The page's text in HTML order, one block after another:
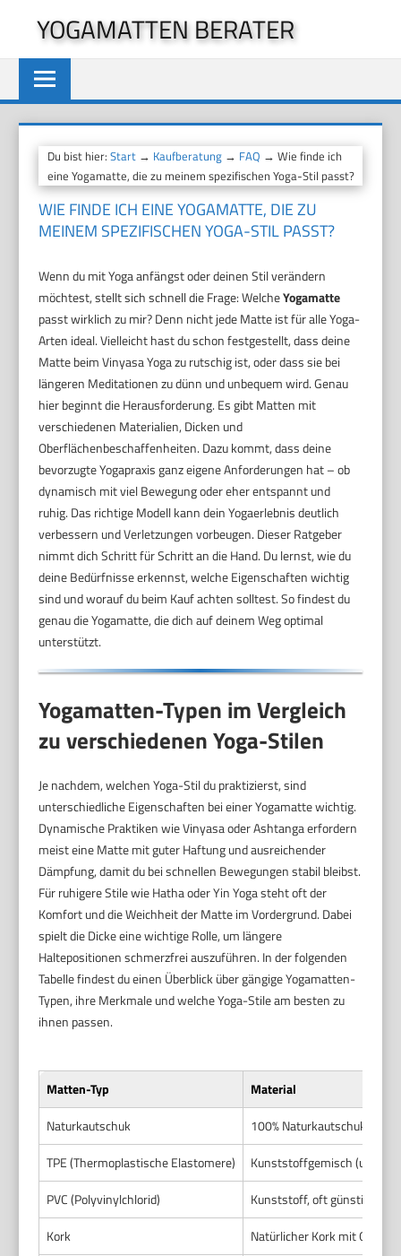
springen
YOGAMATTEN BERATER
Du bist hier:Start → Kaufberatung → FAQ → Wie finde ich
eine Yogamatte, die zu meinem spezifischen Yoga-Stil passt?
WIE FINDE ICH EINE YOGAMATTE, DIE ZU
MEINEM SPEZIFISCHEN YOGA-STIL PASST?
Wenn du mit Yoga anfängst oder deinen Stil verändern
möchtest, stellt sich schnell die Frage: WelcheYogamatte
passt wirklich zu mir? Denn nicht jede Matte ist für alle Yoga-
Arten ideal. Vielleicht hast du schon festgestellt, dass deine
Matte beim Vinyasa Yoga zu rutschig ist, oder dass sie bei
längeren Meditationen zu dünn und unbequem wird. Genau
hier beginnt die Herausforderung. Es gibt Matten mit
verschiedenen Materialien, Dicken und
Oberflächenbeschaffenheiten. Dazu kommt, dass deine
bevorzugte Yogapraxis ganz eigene Anforderungen hat – ob
dynamisch mit viel Bewegung oder eher entspannt und
ruhig. Das richtige Modell kann dein Yogaerlebnis deutlich
verbessern und Verletzungen vorbeugen. Dieser Ratgeber
nimmt dich Schritt für Schritt an die Hand. Du lernst, wie du
deine Bedürfnisse erkennst, welche Eigenschaften wichtig
sind und worauf du beim Kauf achten solltest. So findest du
genau die Yogamatte, die dich auf deinem Weg optimal
unterstützt.
Yogamatten-Typen im Vergleich
zu verschiedenen Yoga-Stilen
Je nachdem, welchen Yoga-Stil du praktizierst, sind
unterschiedliche Eigenschaften bei einer Yogamatte wichtig.
Dynamische Praktiken wie Vinyasa oder Ashtanga erfordern
meist eine Matte mit guter Haftung und ausreichender
Dämpfung, damit du bei schnellen Bewegungen stabil bleibst.
Für ruhigere Stile wie Hatha oder Yin Yoga steht oft der
Komfort und die Weichheit der Matte im Vordergrund. Dabei
spielt die Dicke eine wichtige Rolle, um längere
Haltepositionen schmerzfrei auszuführen. In der folgenden
Tabelle findest du einen Überblick über gängige Yogamatten-
Typen, ihre Merkmale und welche Yoga-Stile am besten zu
ihnen passen.
Matten-Typ
Material
Naturkautschuk
100% Naturkautschuk
TPE (Thermoplastische Elastomere)
Kunststoffgemisch
PVC (Polyvinylchlorid)
Kunststoff, oft günstiger
Kork
Natürlicher Kork mit